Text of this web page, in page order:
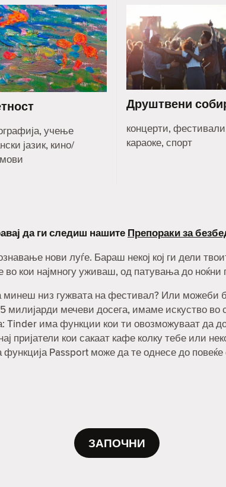
учење
јазик, кино/
Друштвени
концерти,
караоке, спорт
да ги следиш нашитеПрепораки за
нови луѓе. Бараш некој кој ги дели
кои најмногу уживаш, од патувања до ноќни
минеш низ гужвата на фестивал? Или можеби
мечеви досега, имаме искуство во
Tinder има функции кои ти овозможуваат да
пријатели кои сакаат кафе колку тебе или
Passport може да те однесе до
ЗАПОЧНИ